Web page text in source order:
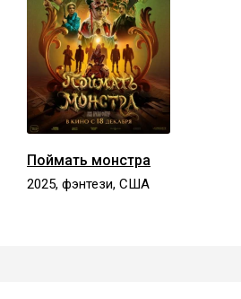
Поймать монстра
2025, фэнтези, США